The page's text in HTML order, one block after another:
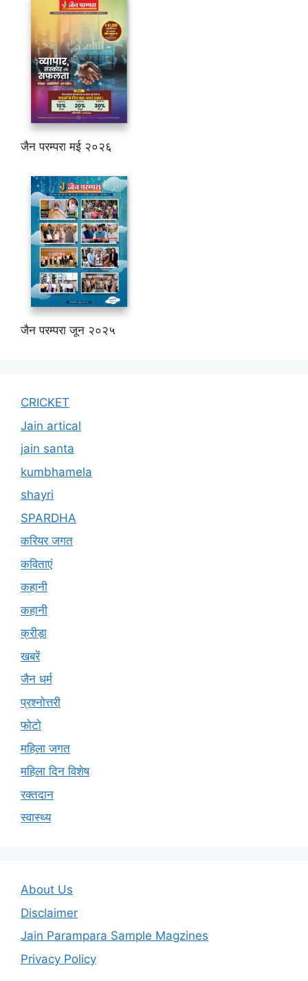
जैन परम्परा मई २०२६
जैन परम्परा जून २०२५
CRICKET
Jain artical
jain santa
kumbhamela
shayri
SPARDHA
करियर जगत
कविताएं
कहानी
कहानी
क्रीड़ा
खबरें
जैन धर्म
प्रश्नोत्तरी
फोटो
महिला जगत
महिला दिन विशेष
रक्तदान
स्वास्थ्य
About Us
Disclaimer
Jain Parampara Sample Magzines
Privacy Policy